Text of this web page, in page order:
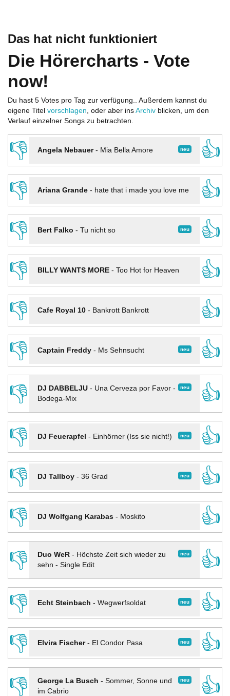
Das hat nicht funktioniert
Die Hörercharts - Vote
now!
Du hast 5 Votes pro Tag zur verfügung.. Außerdem kannst du
eigene Titel vorschlagen, oder aber ins Archiv blicken, um den
Verlauf einzelner Songs zu betrachten.
👎 neu
Angela Nebauer- Mia Bella Amore
👍
👎
Ariana Grande- hate that i made you love me
👍
👎
neu
Bert Falko - Tu nicht so
👍
👎
BILLY WANTS MORE- Too Hot for Heaven
👍
👎
Cafe Royal 10- Bankrott Bankrott
👍
👎
neu
Captain Freddy- Ms Sehnsucht
👍
👎
neu
DJ DABBELJU- Una Cerveza por Favor -
Bodega-Mix
👍
👎
neu
DJ Feuerapfel - Einhörner (Iss sie nicht!)
👍
👎
neu
DJ Tallboy- 36 Grad
👍
👎
DJ Wolfgang Karabas- Moskito
👍
👎
neu
Duo WeR- Höchste Zeit sich wieder zu
sehn - Single Edit
👍
👎
neu
Echt Steinbach - Wegwerfsoldat
👍
👎
neu
Elvira Fischer- El Condor Pasa
👍
👎
neu
George La Busch - Sommer, Sonne und
im Cabrio
👍